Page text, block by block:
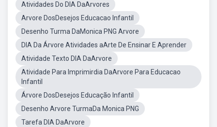
Atividades Do DIA DaArvores
Arvore DosDesejos Educacao Infantil
Desenho Turma DaMonica PNG Arvore
DIA Da Árvore Atividades aArte De Ensinar E Aprender
Atividade Texto DIA DaArvore
Atividade Para Imprimirdia DaArvore Para Educacao
Infantil
Árvore DosDesejos Educação Infantil
Desenho Arvore TurmaDa Monica PNG
Tarefa DIA DaArvore